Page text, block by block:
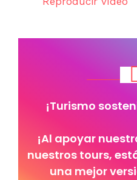
¡Turismo
¡Al apoyar
nuestros tours,
una mejor